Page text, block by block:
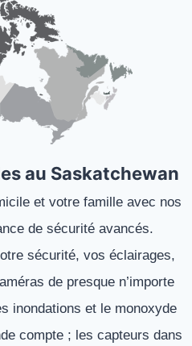
au Saskatchewan
et votre famille avec nos
de sécurité avancés.
sécurité, vos éclairages,
de presque n’importe
inondations et le monoxyde
compte ; les capteurs dans